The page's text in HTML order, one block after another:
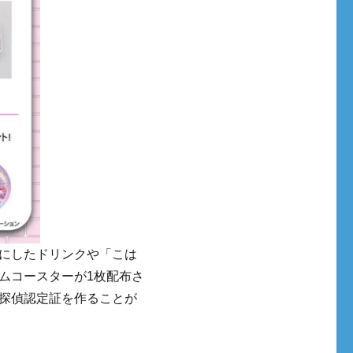
したドリンクや「こは
コースターが1枚配布さ
偵認定証を作ることが